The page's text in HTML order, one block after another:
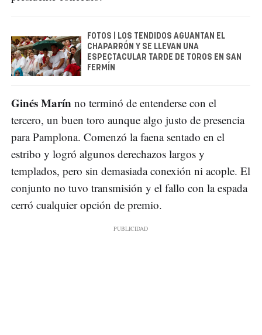
FOTOS | LOS TENDIDOS AGUANTAN EL
CHAPARRÓN Y SE LLEVAN UNA
ESPECTACULAR TARDE DE TOROS EN SAN
FERMÍN
Ginés Marín no terminó de entenderse con el
tercero, un buen toro aunque algo justo de presencia
para Pamplona. Comenzó la faena sentado en el
estribo y logró algunos derechazos largos y
templados, pero sin demasiada conexión ni acople. El
conjunto no tuvo transmisión y el fallo con la espada
cerró cualquier opción de premio.